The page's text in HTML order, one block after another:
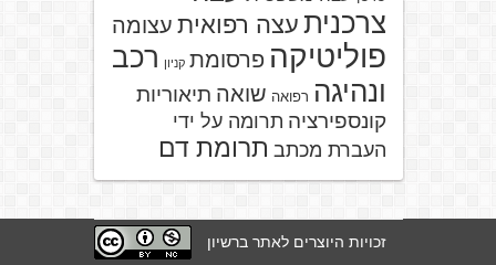
צרכנית עצה רפואית עצומה
פוליטיקה פרסומת קניון רכב
ונהיגה רפואה שואה תיאוריות
קונספירציה תרומה על ידי
העברת מכתב תרומת דם
זכויות היוצרים לאתר ברשיון